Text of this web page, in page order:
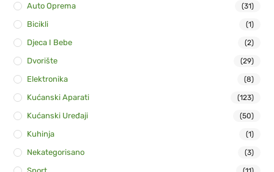
Auto Oprema (31)
Bicikli (1)
Djeca I Bebe (2)
Dvorište (29)
Elektronika (8)
Kućanski Aparati (123)
Kućanski Uređaji (50)
Kuhinja (1)
Nekategorisano (3)